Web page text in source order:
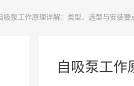
吸泵工作原理详解：类型、选型与安装要
自吸泵工作